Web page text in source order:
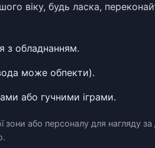
віку, будь ласка,
з обладнанням.
може обпекти).
або гучними іграми.
зони або персоналу для нагляду